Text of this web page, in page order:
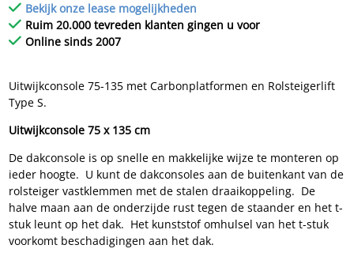
Bekijk onze lease mogelijkheden
Ruim 20.000 tevreden klanten gingen u voor
Online sinds 2007
Uitwijkconsole 75-135 met Carbonplatformen en Rolsteigerlift
Type S.
Uitwijkconsole 75 x 135 cm
De dakconsole is op snelle en makkelijke wijze te monteren op
ieder hoogte. U kunt de dakconsoles aan de buitenkant van de
rolsteiger vastklemmen met de stalen draaikoppeling. De
halve maan aan de onderzijde rust tegen de staander en het t-
stuk leunt op het dak. Het kunststof omhulsel van het t-stuk
voorkomt beschadigingen aan het dak.